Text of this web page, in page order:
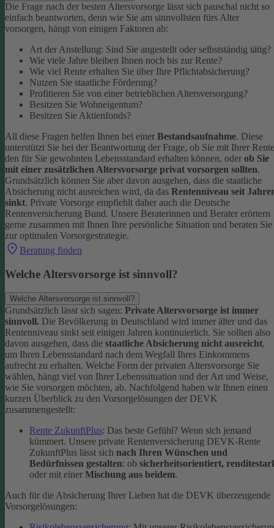
Die Frage nach der besten Altersvorsorge lässt sich pauschal nicht so
einfach beantworten, denn wie Sie am sinnvollsten fürs Alter
vorsorgen, hängt von einigen Faktoren ab:
Art der Anstellung: Sind Sie angestellt oder selbstständig tätig?
Wie viele Jahre bleiben Ihnen noch bis zur Rente?
Wie viel Rente erhalten Sie über Ihre Pflichtabsicherung?
Nutzen Sie staatliche Förderung?
Profitieren Sie von einer betrieblichen Altersversorgung?
Besitzen Sie Wohneigentum?
Besitzen Sie Aktienfonds?
All diese Fragen helfen Ihnen bei einer Bestandsaufnahme. Diese
unterstützt Sie bei der Beantwortung der Frage, ob Sie mit Ihrer Rente
den für Sie gewohnten Lebensstandard erhalten können, oder ob Sie
mit einer zusätzlichen Altersvorsorge privat vorsorgen sollten.
Grundsätzlich können Sie aber davon ausgehen, dass die staatliche
Absicherung nicht ausreichen wird, da das Rentenniveau seit
sinkt. Private Vorsorge empfiehlt daher auch die Deutsche
Rentenversicherung Bund. Unsere Beraterinnen und Berater erörtern
gerne zusammen mit Ihnen Ihre persönliche Situation und beraten Sie
zur optimalen Vorsorgestrategie.
Beratung finden
Welche Altersvorsorge ist sinnvoll?
Welche Altersvorsorge ist sinnvoll?
Grundsätzlich lässt sich sagen: Private Altersvorsorge ist immer
sinnvoll. Die Bevölkerung in Deutschland wird immer älter und das
Rentenniveau sinkt seit einigen Jahren kontinuierlich. Sie sollten also
davon ausgehen, dass die staatliche Absicherung nicht ausreicht,
um Ihren Lebensstandard nach dem Wegfall Ihres Einkommens
aufrecht zu erhalten. Welche Form der privaten Altersvorsorge Sie
wählen, hängt viel von Ihrer Lebenssituation und der Art und Weise,
wie Sie vorsorgen möchten, ab. Nachfolgend haben wir Ihnen einen
kurzen Überblick zu den Vorsorgelösungen der DEVK
zusammengestellt:
Rente ZukunftPlus: Das beste Gefühl? Wenn sich jemand
kümmert. Unsere private Rentenversicherung DEVK-Rente
ZukunftPlus lässt sich nach Ihren Wünschen und
Bedürfnissen gestalten: ob sicherheitsorientiert,
oder mit einer Mischung aus beidem.
Auch für die Absicherung Ihrer Lieben hat die DEVK überzeugende
Vorsorgelösungen: